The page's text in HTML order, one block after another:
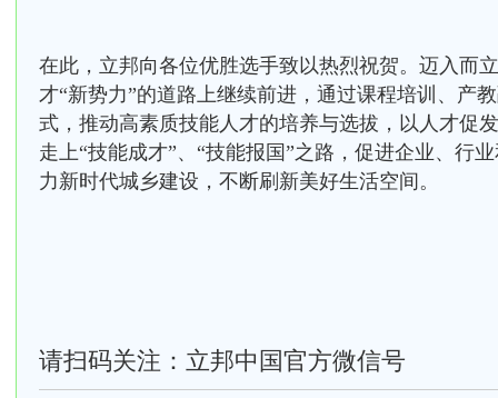
在此，立邦向各位优胜选手致以热烈祝贺。迈入而
才“新势力”的道路上继续前进，通过课程培训、产
式，推动高素质技能人才的培养与选拔，以人才促
走上“技能成才”、“技能报国”之路，促进企业、行
力新时代城乡建设，不断刷新美好生活空间。
请扫码关注：立邦中国官方微信号